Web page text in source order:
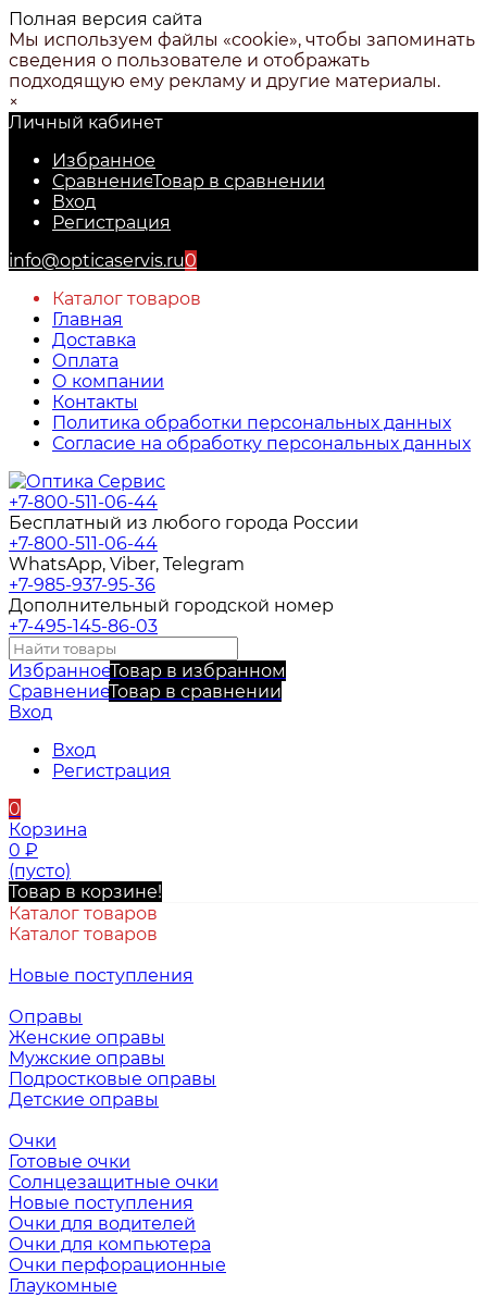
Полная версия сайта
Мы используем файлы «cookie», чтобы запоминать
сведения о пользователе и отображать
подходящую ему рекламу и другие материалы.
×
Личный кабинет
Избранное
СравнениеТовар в сравнении
Вход
Регистрация
info@opticaservis.ru0
Каталог товаров
Главная
Доставка
Оплата
О компании
Контакты
Политика обработки персональных данных
Согласие на обработку персональных данных
+7-800-511-06-44
Бесплатный из любого города России
+7-800-511-06-44
WhatsApp, Viber, Telegram
+7-985-937-95-36
Дополнительный городской номер
+7-495-145-86-03
ИзбранноеТовар в избранном
СравнениеТовар в сравнении
Вход
Вход
Регистрация
0
Корзина
0 ₽
(пусто)
Товар в корзине!
Каталог товаров
Каталог товаров
Новые поступления
Оправы
Женские оправы
Мужские оправы
Подростковые оправы
Детские оправы
Очки
Готовые очки
Солнцезащитные очки
Новые поступления
Очки для водителей
Очки для компьютера
Очки перфорационные
Глаукомные